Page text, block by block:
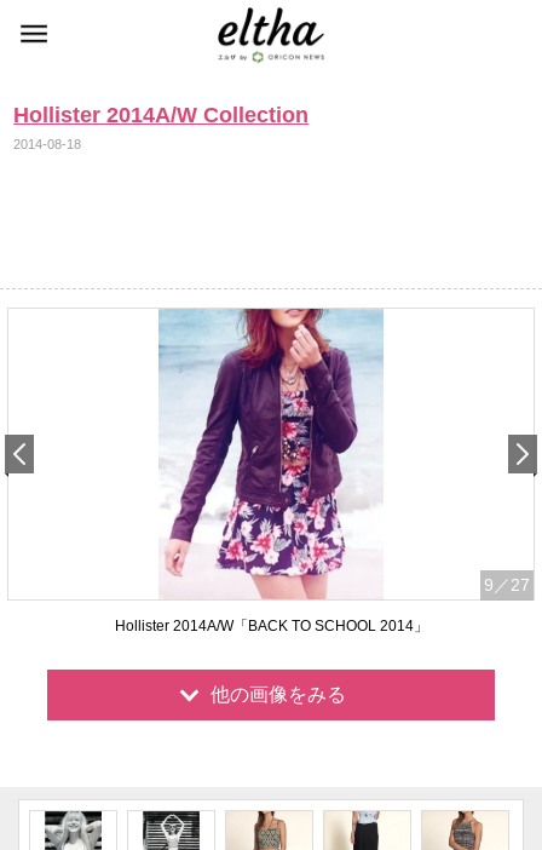
Hollister 2014A/W Collection
2014-08-18
9 ／27
Hollister 2014A/W「BACK TO SCHOOL 2014」
他の画像をみる